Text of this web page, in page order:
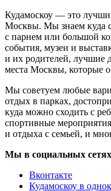
Кудамоскоу — это
Москвы. Мы знаем куда
с парнем или большой
события, музеи и
и их родителей, лучшие
места Москвы, которые
Мы советуем любые
отдых в парках,
куда можно сходить с
спортивные
и отдыха с семьей, и
Мы в социальных сетях
Вконтакте
Кудамоскоу в